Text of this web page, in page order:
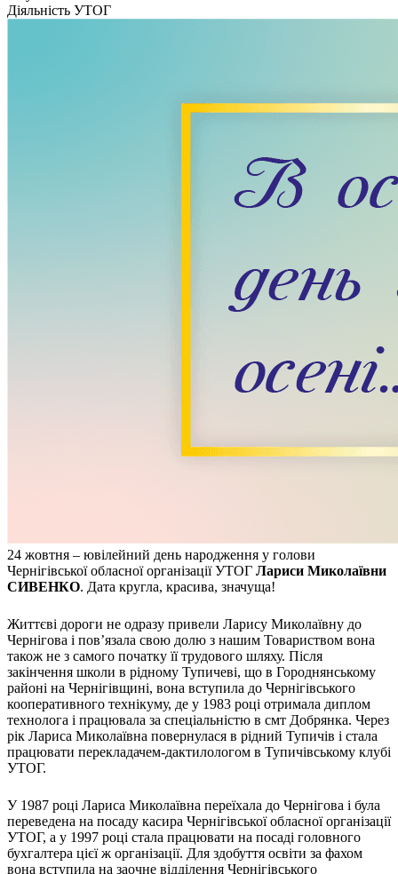
Кадрові зміни
Працевлаштування
Благодійні справи
Корисні інформаційні матеріали від Т. Ломакіної
Керівництво УТОГ
Всеукраїнська Рада голів обласних
Всеукраїнська Рада ветеранів УТОГ
Всеукраїнська Рада директорів УТОГ
Всеукраїнська молодіжна Рада УТОГ
Підприємства УТОГ
Навчальні програми
Дошкільна освіта
Загальна освіта
Уроки
Українська жестова мова
Географія
Правознавство
Я досліджую світ
Реєстр перекладачів жестової мови Українського
товариства глухих
Атестація
Безбар'єрність для глухих
Вінницька область
Волинська область
Діяльність УТОГ
24 жовтня – ювілейний день народження у голови
Чернігівської обласної організації УТОГ Лариси Миколаївни
СИВЕНКО. Дата кругла, красива, значуща!
Життєві дороги не одразу привели Ларису Миколаївну до
Чернігова і пов’язала свою долю з нашим Товариством вона
також не з самого початку її трудового шляху. Після
закінчення школи в рідному Тупичеві, що в Городнянському
районі на Чернігівщині, вона вступила до Чернігівського
кооперативного технікуму, де у 1983 році отримала диплом
технолога і працювала за спеціальністю в смт Добрянка. Через
рік Лариса Миколаївна повернулася в рідний Тупичів і стала
працювати перекладачем-дактилологом в Тупичівському клубі
УТОГ.
У 1987 році Лариса Миколаївна переїхала до Чернігова і була
переведена на посаду касира Чернігівської обласної організації
УТОГ, а у 1997 році стала працювати на посаді головного
бухгалтера цієї ж організації. Для здобуття освіти за фахом
вона вступила на заочне відділення Чернігівського